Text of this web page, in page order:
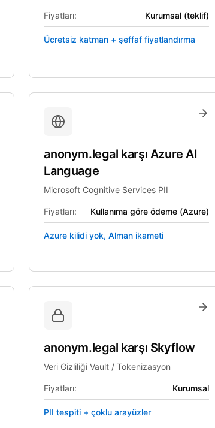
Fiyatları: Kurumsal (teklif)
Ücretsiz katman + şeffaf fiyatlandırma
anonym.legal karşı Azure AI
Language
Microsoft Cognitive Services PII
Fiyatları: Kullanıma göre ödeme (Azure)
Azure kilidi yok, Alman ikameti
anonym.legal karşı Skyflow
Veri Gizliliği Vault / Tokenizasyon
Fiyatları: Kurumsal
PII tespiti + çoklu arayüzler